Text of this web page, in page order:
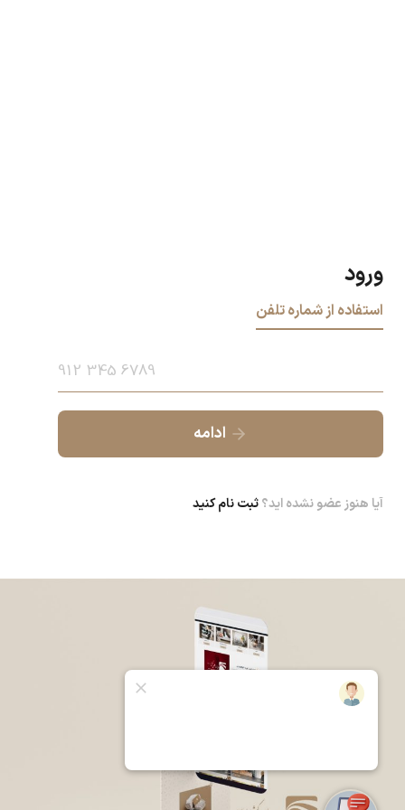
ورود
استفاده از شماره تلفن
ادامه
آیا هنوز عضو نشده اید؟ثبت نام کنید